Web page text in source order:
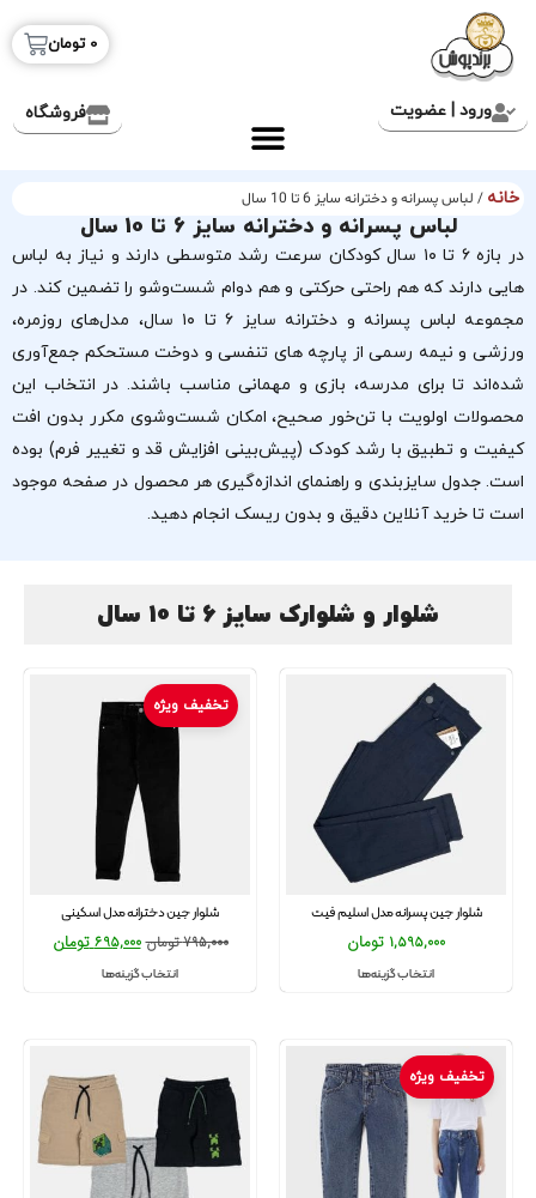
0 تومان
ورود | عضویت فروشگاه
خانه / لباس پسرانه و دخترانه سایز 6 تا 10 سال
لباس پسرانه و دخترانه سایز 6 تا 10 سال
در بازه ۶ تا ۱۰ سال کودکان سرعت رشد متوسطی دارند و نیاز به لباس
هایی دارند که هم راحتی حرکتی و هم دوام شست‌وشو را تضمین کند. در
مجموعه لباس پسرانه و دخترانه سایز ۶ تا ۱۰ سال، مدل‌های روزمره،
ورزشی و نیمه رسمی از پارچه های تنفسی و دوخت مستحکم جمع‌آوری
شده‌اند تا برای مدرسه، بازی و مهمانی مناسب باشند. در انتخاب این
محصولات اولویت با تن‌خور صحیح، امکان شست‌وشوی مکرر بدون افت
کیفیت و تطبیق با رشد کودک (پیش‌بینی افزایش قد و تغییر فرم) بوده
است. جدول سایزبندی و راهنمای اندازه‌گیری هر محصول در صفحه موجود
است تا خرید آنلاین دقیق و بدون ریسک انجام دهید.
شلوار و شلوارک سایز 6 تا 10 سال
شلوار جین پسرانه مدل اسلیم فیت
1,595,000 تومان
انتخاب گزینه‌ها
تخفیف ویژه
شلوار جین دخترانه مدل اسکینی
795,000 تومان 695,000تومان
انتخاب گزینه‌ها
تخفیف ویژه